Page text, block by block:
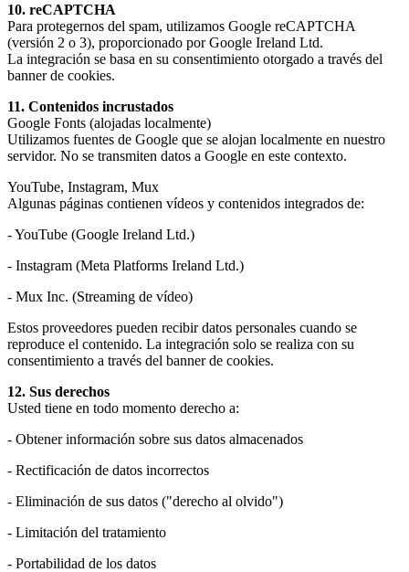
10. reCAPTCHA
Para protegernos del spam, utilizamos Google reCAPTCHA
(versión 2 o 3), proporcionado por Google Ireland Ltd.
La integración se basa en su consentimiento otorgado a través del
banner de cookies.
11. Contenidos incrustados
Google Fonts (alojadas localmente)
Utilizamos fuentes de Google que se alojan localmente en nuestro
servidor. No se transmiten datos a Google en este contexto.
YouTube, Instagram, Mux
Algunas páginas contienen vídeos y contenidos integrados de:
- YouTube (Google Ireland Ltd.)
- Instagram (Meta Platforms Ireland Ltd.)
- Mux Inc. (Streaming de vídeo)
Estos proveedores pueden recibir datos personales cuando se
reproduce el contenido. La integración solo se realiza con su
consentimiento a través del banner de cookies.
12. Sus derechos
Usted tiene en todo momento derecho a:
- Obtener información sobre sus datos almacenados
- Rectificación de datos incorrectos
- Eliminación de sus datos ("derecho al olvido")
- Limitación del tratamiento
- Portabilidad de los datos